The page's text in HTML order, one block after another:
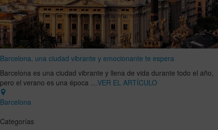
Barcelona, una ciudad vibrante y emocionante te espera
Barcelona es una ciudad vibrante y llena de vida durante todo el año,
pero el verano es una época …VER EL ARTÍCULO
Barcelona
Categorías